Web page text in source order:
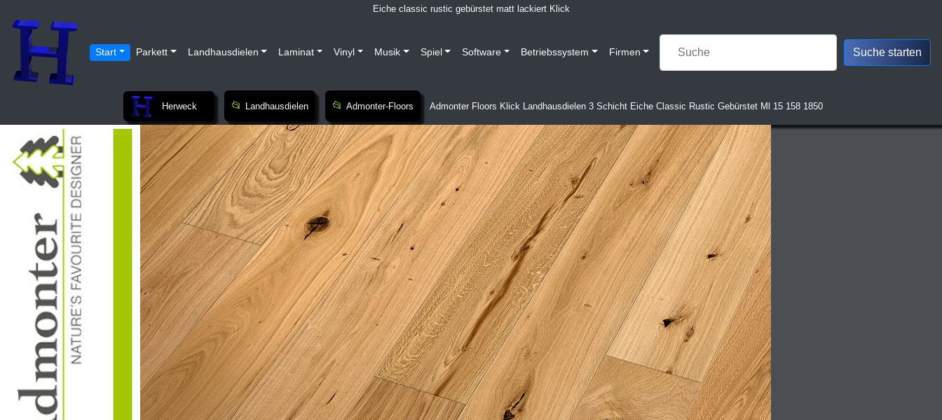
Eiche classic rustic gebürstet matt lackiert Klick
Start Parkett Landhausdielen Laminat Vinyl Musik Spiel Software Betriebssystem Firmen
Herweck Landhausdielen Admonter-Floors Admonter Floors Klick Landhausdielen 3 Schicht Eiche Classic Rustic Gebürstet Ml 15 158 1850